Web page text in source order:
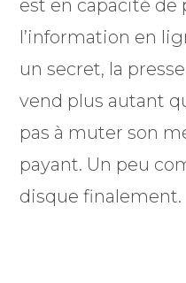
est en capacité de
l’information en
un secret, la
vend plus autant
pas à muter son
payant. Un peu
disque finalement.